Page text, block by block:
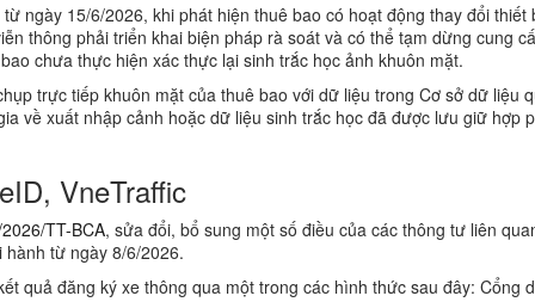
ngày 15/6/2026, khi phát hiện thuê bao có hoạt động thay đổi thiết
thông phải triển khai biện pháp rà soát và có thể tạm dừng cung
chưa thực hiện xác thực lại sinh trắc học ảnh khuôn mặt.
trực tiếp khuôn mặt của thuê bao với dữ liệu trong Cơ sở dữ liệu
về xuất nhập cảnh hoặc dữ liệu sinh trắc học đã được lưu giữ hợp
VneTraffic
TT-BCA, sửa đổi, bổ sung một số điều của các thông tư liên
từ ngày 8/6/2026.
quả đăng ký xe thông qua một trong các hình thức sau đây: Cổng